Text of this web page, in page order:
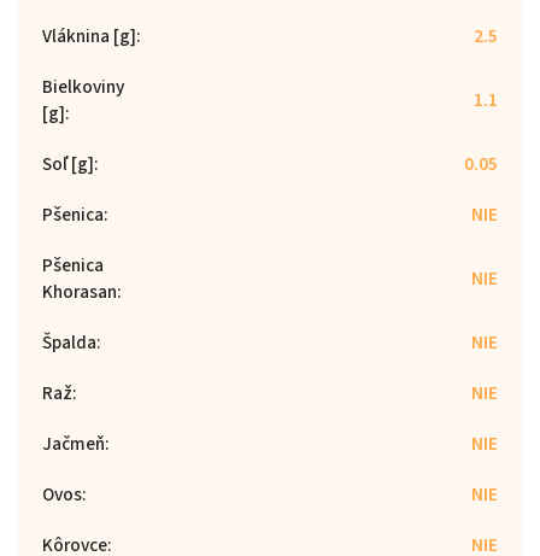
Vláknina [g]:
2.5
Bielkoviny
[g]: 1.1
Soľ [g]:
0.05
Pšenica:
NIE
Pšenica
Khorasan: NIE
Špalda:
NIE
Raž:
NIE
Jačmeň:
NIE
Ovos:
NIE
Kôrovce: NIE